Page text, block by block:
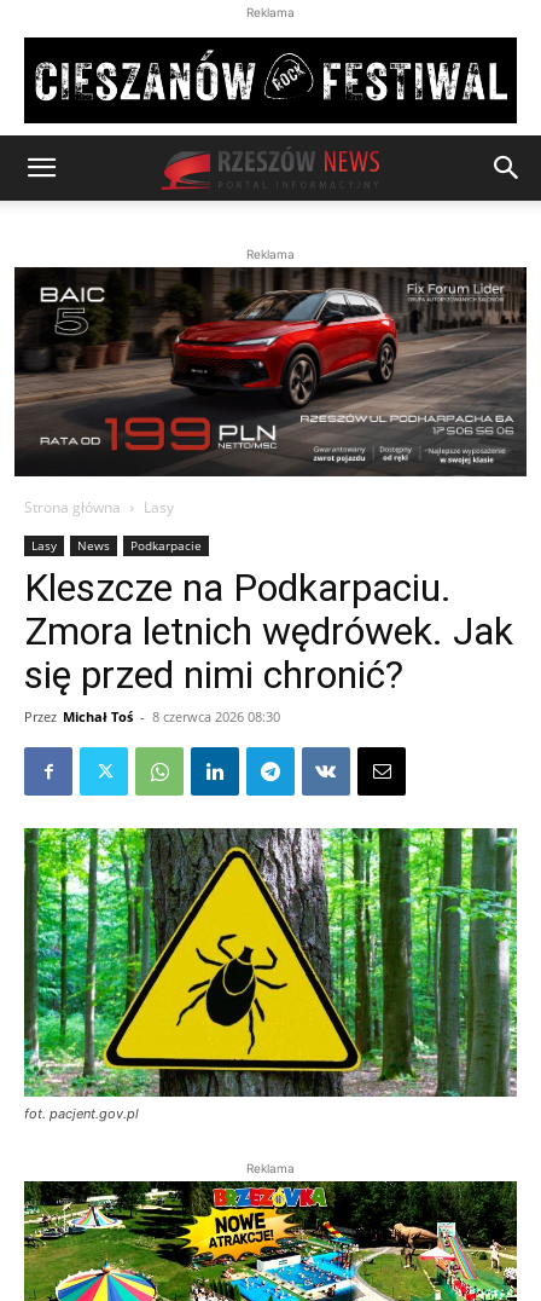
Reklama
Reklama
Strona główna Lasy
Lasy News Podkarpacie
Kleszcze na Podkarpaciu.
Zmora letnich wędrówek. Jak
się przed nimi chronić?
Przez Michał Toś - 8 czerwca 2026 08:30
fot. pacjent.gov.pl
Reklama